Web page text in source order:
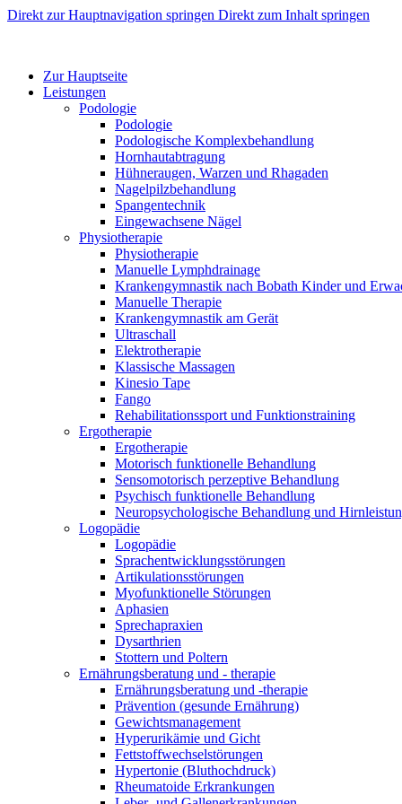
Direkt zur Hauptnavigation springen Direkt zum Inhalt springen
Zur Hauptseite
Leistungen
Podologie
Podologie
Podologische Komplexbehandlung
Hornhautabtragung
Hühneraugen, Warzen und Rhagaden
Nagelpilzbehandlung
Spangentechnik
Eingewachsene Nägel
Physiotherapie
Physiotherapie
Manuelle Lymphdrainage
Krankengymnastik nach Bobath Kinder und
Manuelle Therapie
Krankengymnastik am Gerät
Ultraschall
Elektrotherapie
Klassische Massagen
Kinesio Tape
Fango
Rehabilitationssport und Funktionstraining
Ergotherapie
Ergotherapie
Motorisch funktionelle Behandlung
Sensomotorisch perzeptive Behandlung
Psychisch funktionelle Behandlung
Neuropsychologische Behandlung und
Logopädie
Logopädie
Sprachentwicklungsstörungen
Artikulationsstörungen
Myofunktionelle Störungen
Aphasien
Sprechapraxien
Dysarthrien
Stottern und Poltern
Ernährungsberatung und - therapie
Ernährungsberatung und -therapie
Prävention (gesunde Ernährung)
Gewichtsmanagement
Hyperurikämie und Gicht
Fettstoffwechselstörungen
Hypertonie (Bluthochdruck)
Rheumatoide Erkrankungen